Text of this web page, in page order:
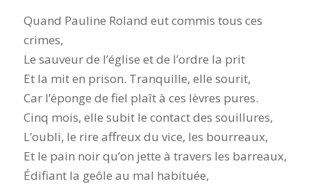
Quand Pauline Roland eut commis tous ces
crimes,
Le sauveur de l’église et de l’ordre la prit
Et la mit en prison. Tranquille, elle sourit,
Car l’éponge de fiel plaît à ces lèvres pures.
Cinq mois, elle subit le contact des souillures,
L’oubli, le rire affreux du vice, les bourreaux,
Et le pain noir qu’on jette à travers les barreaux,
Édifiant la geôle au mal habituée,